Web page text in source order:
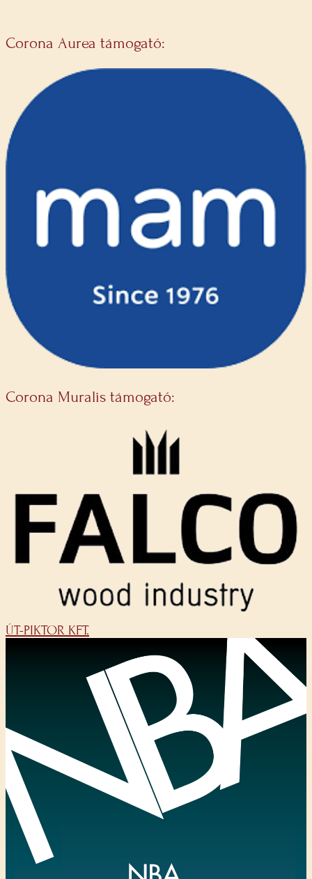
Corona Aurea támogató:
Corona Muralis támogató:
ÚT-PIKTOR KFT.